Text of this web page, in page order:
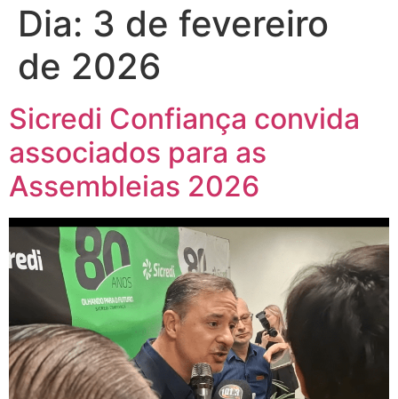
Dia: 3 de fevereiro
de 2026
Sicredi Confiança convida
associados para as
Assembleias 2026